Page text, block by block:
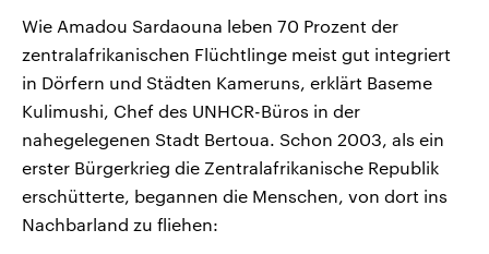
Wie Amadou Sardaouna leben 70 Prozent der
zentralafrikanischen Flüchtlinge meist gut integriert
in Dörfern und Städten Kameruns, erklärt Baseme
Kulimushi, Chef des UNHCR-Büros in der
nahegelegenen Stadt Bertoua. Schon 2003, als ein
erster Bürgerkrieg die Zentralafrikanische Republik
erschütterte, begannen die Menschen, von dort ins
Nachbarland zu fliehen: